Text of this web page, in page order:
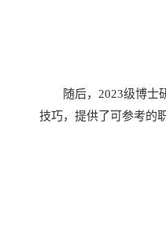
随后，2023级博士
技巧，提供了可参考的